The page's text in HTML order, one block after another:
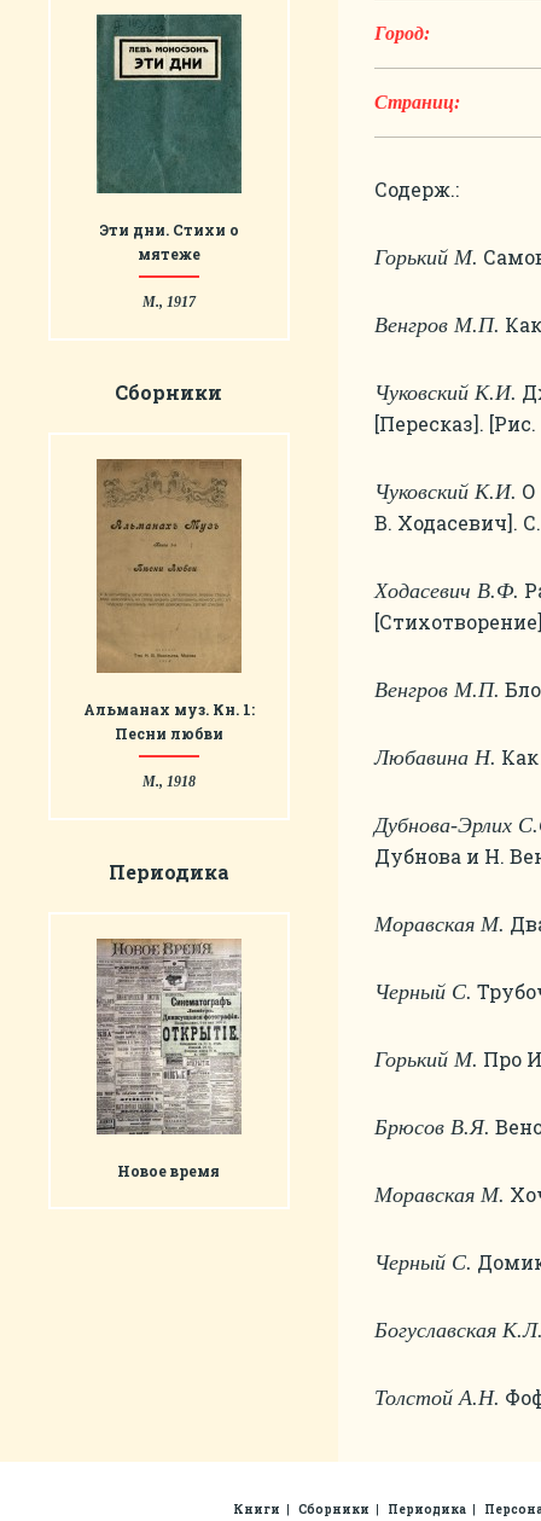
Эти дни. Стихи о
мятеже
М., 1917
Сборники
Альманах муз. Кн. 1:
Песни любви
М., 1918
Периодика
Новое время
Город:
Страниц:
Содерж.:
Горький М.
Венгров М.П.
Чуковский К.И.
[Пересказ].
Чуковский К.И. О
В. Ходасевич].
Ходасевич В.Ф.
Венгров М.П.
Любавина Н.
Дубнова-Эрлих
Дубнова и Н.
Моравская М.
Черный С.
Горький М. Про
Брюсов В.Я.
Моравская М.
Черный С.
Богуславская
Толстой А.Н.
Книги Сборники Периодика